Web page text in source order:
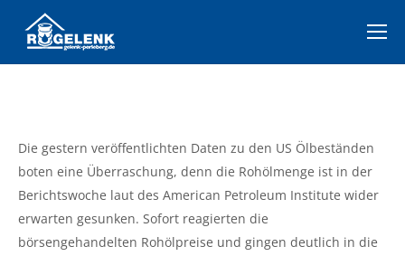
Die gestern veröffentlichten Daten zu den US Ölbeständen
boten eine Überraschung, denn die Rohölmenge ist in der
Berichtswoche laut des American Petroleum Institute wider
erwarten gesunken. Sofort reagierten die
börsengehandelten Rohölpreise und gingen deutlich in die